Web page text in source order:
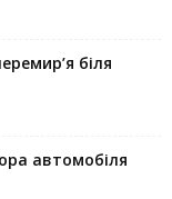
біля
автомобіля